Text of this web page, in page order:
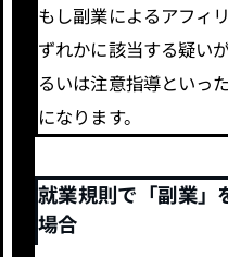
もし副業によるアフィ
ずれかに該当する疑い
るいは注意指導といっ
になります。
就業規則で「副業」
場合